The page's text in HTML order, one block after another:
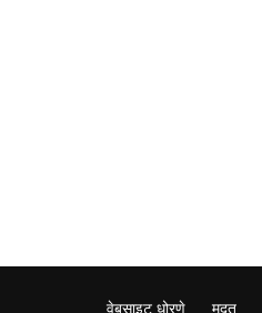
वेबसाइट धोरणे मदत